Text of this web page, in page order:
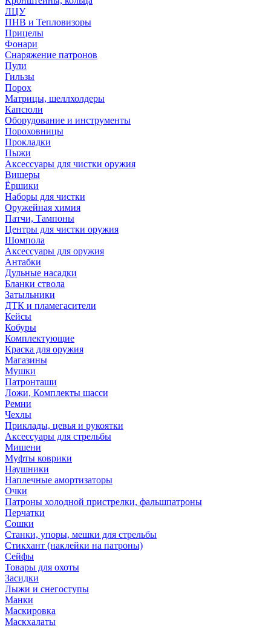
ЛЦУ
ПНВ и Тепловизоры
Прицелы
Фонари
Снаряжение патронов
Пули
Гильзы
Порох
Матрицы, шеллхолдеры
Капсюли
Оборудование и инструменты
Пороховницы
Прокладки
Пыжи
Аксессуары для чистки оружия
Вишеры
Ёршики
Наборы для чистки
Оружейная химия
Патчи, Тампоны
Центры для чистки оружия
Шомпола
Аксессуары для оружия
Антабки
Дульные насадки
Бланки ствола
Затыльники
ДТК и пламегасители
Кейсы
Кобуры
Комплектующие
Краска для оружия
Магазины
Мушки
Патронташи
Ложи, Комплекты шасси
Ремни
Чехлы
Приклады, цевья и рукоятки
Аксессуары для стрельбы
Мишени
Муфты коврики
Наушники
Наплечные амортизаторы
Очки
Патроны холодной пристрелки, фальшпатроны
Перчатки
Сошки
Станки, упоры, мешки для стрельбы
Стикхант (наклейки на патроны)
Сейфы
Товары для охоты
Засидки
Лыжи и снегоступы
Манки
Маскировка
Маскхалаты